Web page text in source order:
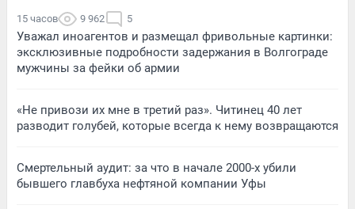
15 часов 9 962 5
Уважал иноагентов и размещал фривольные картинки:
эксклюзивные подробности задержания в Волгограде
мужчины за фейки об армии
«Не привози их мне в третий раз». Читинец 40 лет
разводит голубей, которые всегда к нему возвращаются
Смертельный аудит: за что в начале 2000-х убили
бывшего главбуха нефтяной компании Уфы